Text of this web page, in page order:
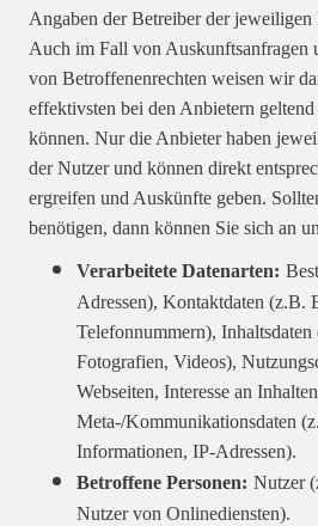
Angaben der Betreiber der jeweiligen
Auch im Fall von Auskunftsanfragen
von Betroffenenrechten weisen wir
effektivsten bei den Anbietern
können. Nur die Anbieter haben
der Nutzer und können direkt
ergreifen und Auskünfte geben.
benötigen, dann können Sie sich an
Verarbeitete Datenarten:
Adressen), Kontaktdaten (z.B.
Telefonnummern),
Fotografien, Videos),
Webseiten, Interesse an
Meta-/Kommunikationsdaten
Informationen, IP-Adressen).
Betroffene Personen: Nutzer
Nutzer von Onlinediensten).